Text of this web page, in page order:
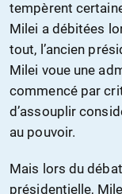
tempèrent
Milei a débitées
tout, l’ancien
Milei voue une
commencé par
d’assouplir
au pouvoir.
Mais lors du
présidentielle,